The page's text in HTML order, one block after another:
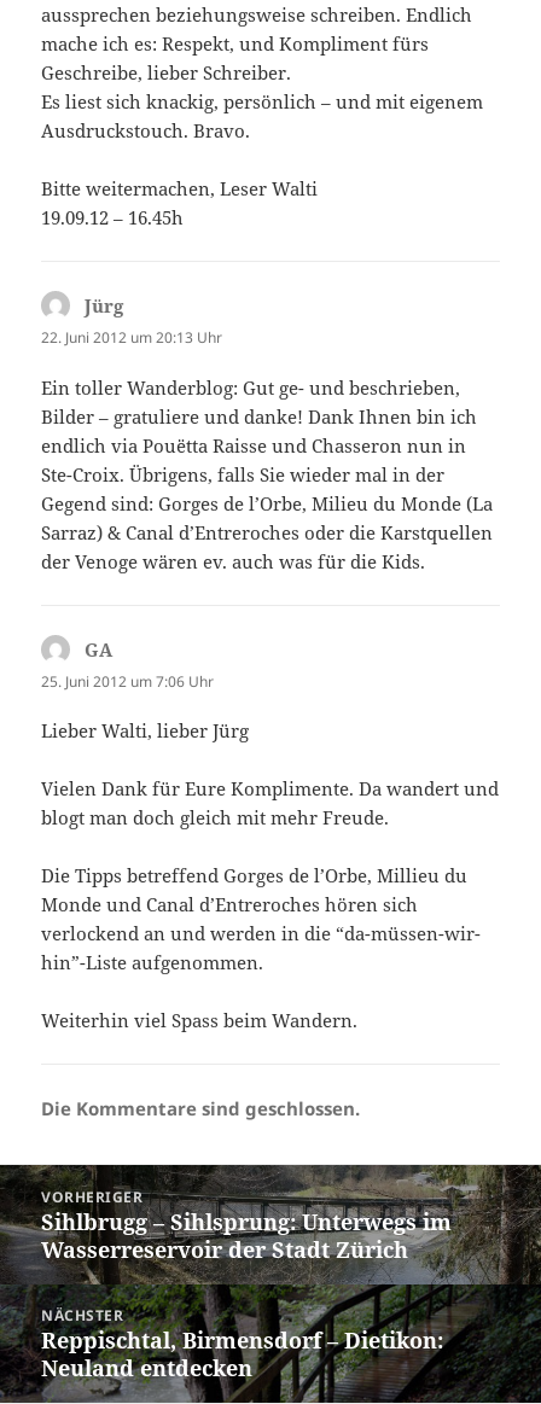
aussprechen beziehungsweise schreiben. Endlich
mache ich es: Respekt, und Kompliment fürs
Geschreibe, lieber Schreiber.
Es liest sich knackig, persönlich – und mit eigenem
Ausdruckstouch. Bravo.
Bitte weitermachen, Leser Walti
19.09.12 – 16.45h
Jürgsagt:
22. Juni 2012 um 20:13 Uhr
Ein toller Wanderblog: Gut ge- und beschrieben,
Bilder – gratuliere und danke! Dank Ihnen bin ich
endlich via Pouëtta Raisse und Chasseron nun in
Ste-Croix. Übrigens, falls Sie wieder mal in der
Gegend sind: Gorges de l’Orbe, Milieu du Monde (La
Sarraz) & Canal d’Entreroches oder die Karstquellen
der Venoge wären ev. auch was für die Kids.
GA
25. Juni 2012 um 7:06 Uhr
Lieber Walti, lieber Jürg
Vielen Dank für Eure Komplimente. Da wandert und
blogt man doch gleich mit mehr Freude.
Die Tipps betreffend Gorges de l’Orbe, Millieu du
Monde und Canal d’Entreroches hören sich
verlockend an und werden in die “da-müssen-wir-
hin”-Liste aufgenommen.
Weiterhin viel Spass beim Wandern.
Die Kommentare sind geschlossen.
Beitragsnavigation
VORHERIGER
Vorheriger
Beitrag:
Sihlbrugg – Sihlsprung: Unterwegs im
Wasserreservoir der Stadt Zürich
NÄCHSTER
Nächster
Beitrag:
Reppischtal, Birmensdorf – Dietikon:
Neuland entdecken